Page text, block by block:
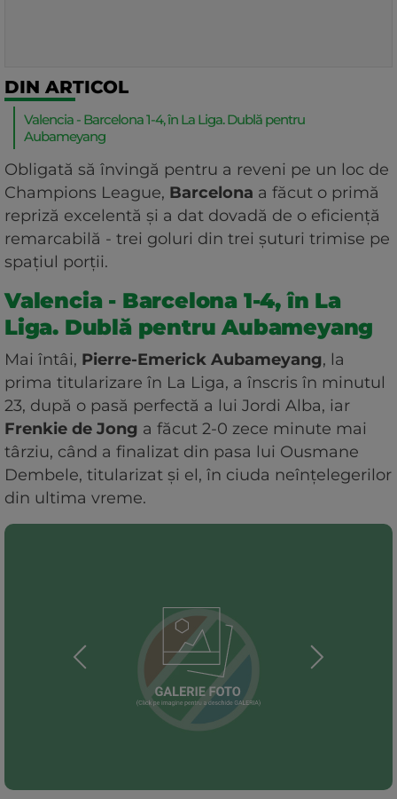
DIN ARTICOL
Valencia - Barcelona 1-4, în La Liga. Dublă pentru
Aubameyang
Obligată să învingă pentru a reveni pe un loc de
Champions League, Barcelona a făcut o primă
repriză excelentă și a dat dovadă de o eficiență
remarcabilă - trei goluri din trei șuturi trimise pe
spațiul porții.
Valencia - Barcelona 1-4, în La
Liga. Dublă pentru Aubameyang
Mai întâi, Pierre-Emerick Aubameyang, la
prima titularizare în La Liga, a înscris în minutul
23, după o pasă perfectă a lui Jordi Alba, iar
Frenkie de Jong a făcut 2-0 zece minute mai
târziu, când a finalizat din pasa lui Ousmane
Dembele, titularizat și el, în ciuda neînțelegerilor
din ultima vreme.